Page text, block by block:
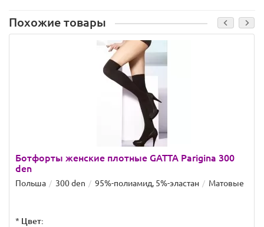
Похожие товары
Ботфорты женские плотные GATTA Parigina 300
den
Польша 300 den 95%-полиамид, 5%-эластан Матовые
* Цвет: